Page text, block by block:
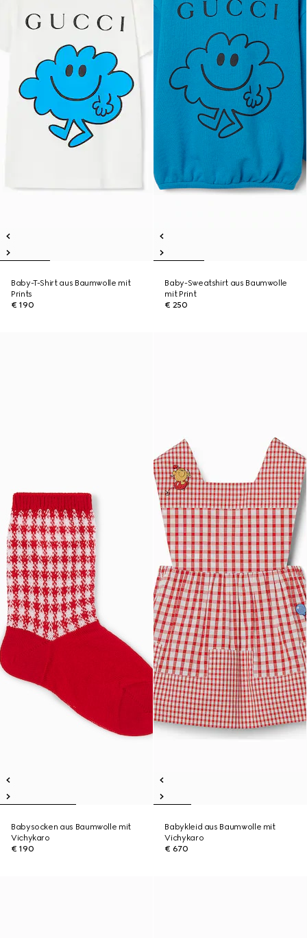
Baby-T-Shirt aus Baumwolle mit
Prints
€ 190
Baby-Sweatshirt aus Baumwolle
mit Print
€ 250
Babysocken aus Baumwolle mit
Vichykaro
€ 190
Babykleid aus Baumwolle mit
Vichykaro
€ 670